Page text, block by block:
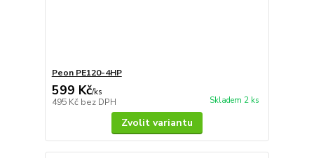
Peon PE120-4HP
599 Kč/ks
495 Kč bez DPH Skladem 2 ks
Zvolit variantu